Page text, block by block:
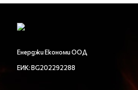
Енерджи Економи ООД
ЕИК: BG202292288